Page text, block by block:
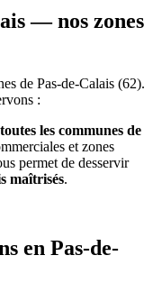
—nos zones
de Pas-de-Calais (62).
:
toutes les communes de
et zones
permet de desservir
maîtrisés.
en Pas-de-